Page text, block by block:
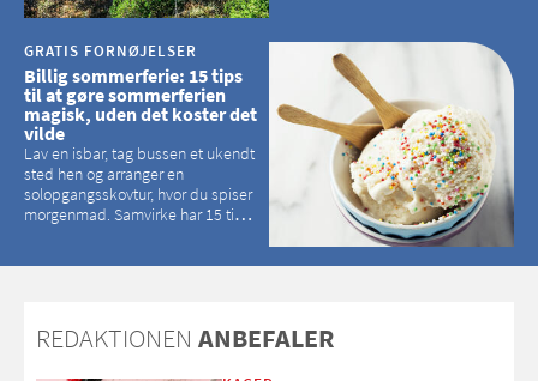
GRATIS FORNØJELSER
Billig sommerferie: 15 tips
til at gøre sommerferien
magisk, uden det koster det
vilde
Lav en isbar, tag bussen et ukendt
sted hen og arranger en
solopgangsskovtur, hvor du spiser
morgenmad. Samvirke har 15 tips
REDAKTIONEN ANBEFALER